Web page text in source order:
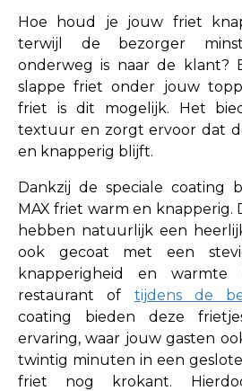
Hoe houd je jouw friet
terwijl de bezorger
onderweg is naar de klant?
slappe friet onder jouw
friet is dit mogelijk. Het
textuur en zorgt ervoor dat
en knapperig blijft.
Dankzij de speciale coating
MAX friet warm en knapperig.
hebben natuurlijk een
ook gecoat met een
knapperigheid en
restaurant of tijdens de
coating bieden deze
ervaring, waar jouw gasten
twintig minuten in een
friet nog krokant.